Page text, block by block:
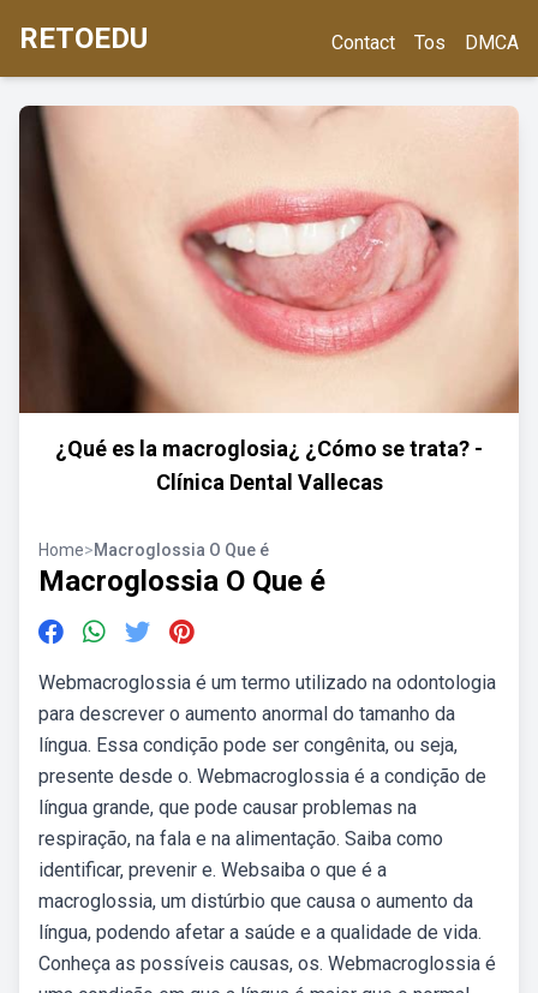
RETOEDU Contact Tos DMCA
¿Qué es la macroglosia¿ ¿Cómo se trata? -
Clínica Dental Vallecas
Home>Macroglossia O Que é
Macroglossia O Que é
Webmacroglossia é um termo utilizado na odontologia
para descrever o aumento anormal do tamanho da
língua. Essa condição pode ser congênita, ou seja,
presente desde o. Webmacroglossia é a condição de
língua grande, que pode causar problemas na
respiração, na fala e na alimentação. Saiba como
identificar, prevenir e. Websaiba o que é a
macroglossia, um distúrbio que causa o aumento da
língua, podendo afetar a saúde e a qualidade de vida.
Conheça as possíveis causas, os. Webmacroglossia é